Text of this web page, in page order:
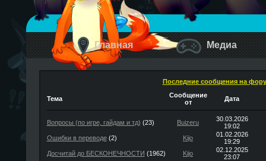
Главная Медиа
Последние сообщения на
Тема
Сообщение
от
Дата
Вопросы (по игре, гайдам и тд) (23) Buizeru
30.03.2026
19:02
Ошибки в переводе(2) Kijo
01.02.2026
19:29
Досчитай до БЕСКОНЕЧНОСТИ (1962) Kijo
02.12.2025
23:07